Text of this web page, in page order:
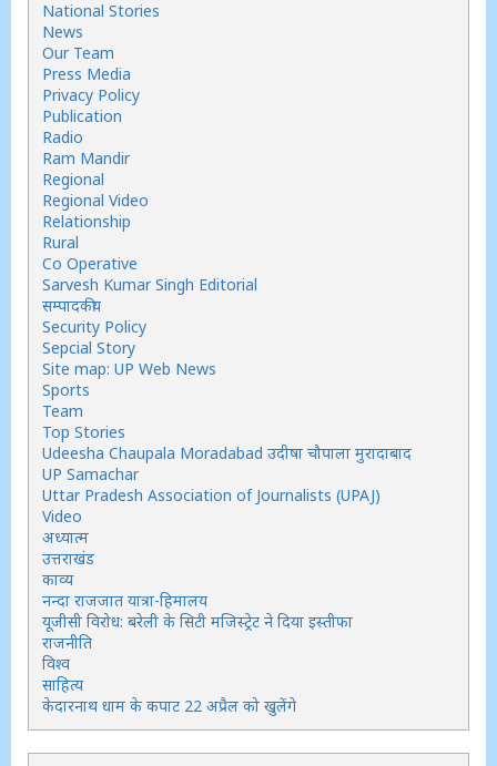
National Stories
News
Our Team
Press Media
Privacy Policy
Publication
Radio
Ram Mandir
Regional
Regional Video
Relationship
Rural
Co Operative
Sarvesh Kumar Singh Editorial
सम्पादकीय
Security Policy
Sepcial Story
Site map: UP Web News
Sports
Team
Top Stories
Udeesha Chaupala Moradabad उदीषा चौपाला मुरादाबाद
UP Samachar
Uttar Pradesh Association of Journalists (UPAJ)
Video
अध्यात्म
उत्तराखंड
काव्य
नन्दा राजजात यात्रा-हिमालय
यूजीसी विरोध: बरेली के सिटी मजिस्ट्रेट ने दिया इस्तीफा
राजनीति
विश्व
साहित्य
केदारनाथ धाम के कपाट 22 अप्रैल को खुलेंगे